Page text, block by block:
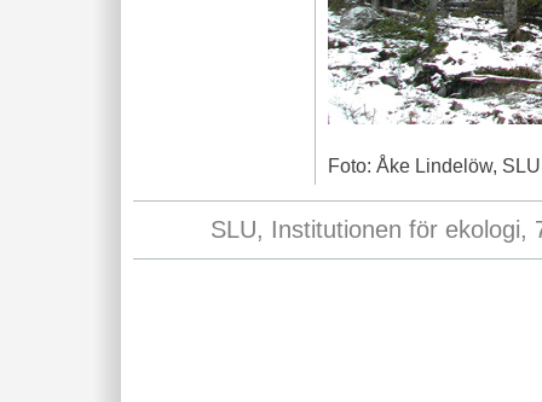
Foto: Åke Lindelöw, SLU
SLU, Institutionen för ekologi,